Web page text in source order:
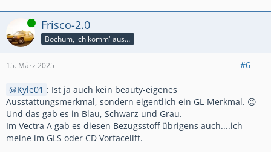
4-Rädrig:
945 Turbo Classic (Alltagsauto)
2-Rädrig:
'04er Yamaha FZS 1000 Fazer
Online Frisco-2.0
Bochum, ich komm' aus dir
15. März 2025 #6
Kyle01 : Ist ja auch kein beauty-eigenes
Ausstattungsmerkmal, sondern eigentlich ein GL-Merkmal. 😉
Und das gab es in Blau, Schwarz und Grau.
Im Vectra A gab es diesen Bezugsstoff übrigens auch....ich
meine im GLS oder CD Vorfacelift.